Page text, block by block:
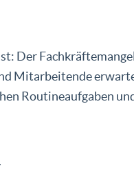
Der Fachkräftemangel
Mitarbeitende
Routineaufgaben